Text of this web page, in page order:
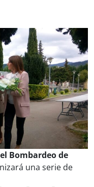
Bombardeo de
una serie de